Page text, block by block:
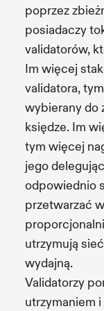
poprzez
posiadaczy
validatorów,
Im więcej
validatora,
wybierany do
księdze. Im
tym więcej
jego
odpowiednio
przetwarzać
utrzymują
wydajną.
Validatorzy
utrzymaniem